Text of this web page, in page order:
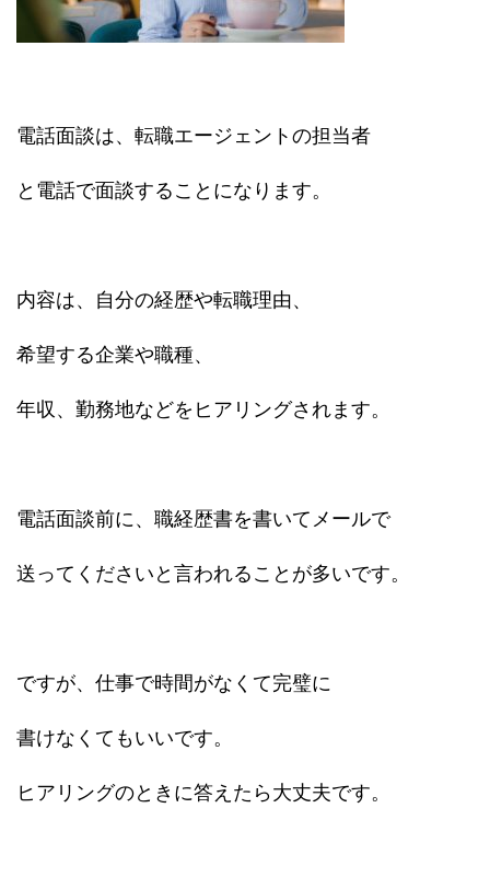
電話面談は、転職エージェントの担当者
と電話で面談することになります。
内容は、自分の経歴や転職理由、
希望する企業や職種、
年収、勤務地などをヒアリングされます。
電話面談前に、職経歴書を書いてメールで
送ってくださいと言われることが多いです。
ですが、仕事で時間がなくて完璧に
書けなくてもいいです。
ヒアリングのときに答えたら大丈夫です。